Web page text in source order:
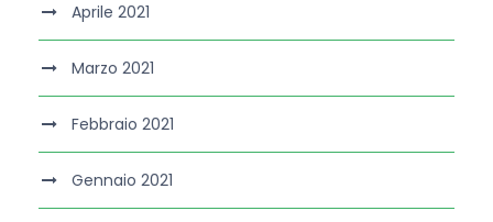
Aprile 2021
Marzo 2021
Febbraio 2021
Gennaio 2021